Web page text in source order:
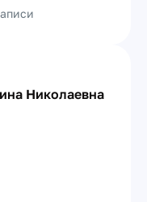
Николаевна